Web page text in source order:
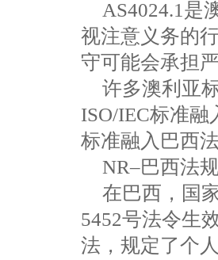
AS4024.1 是
视注意义务的
守可能会承担
许多澳利亚
ISO/IEC标准融
标准融入巴西
NR–巴西法
在巴西，国
5452号法令生
法，规定了个